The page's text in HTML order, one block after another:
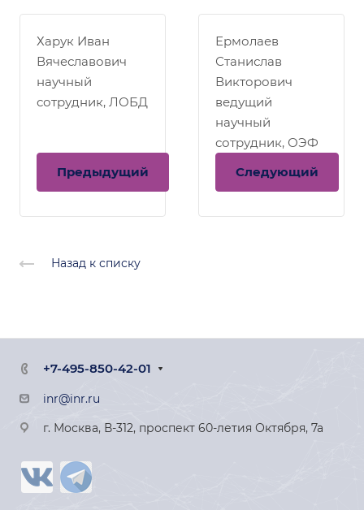
Харук Иван
Вячеславович
научный
сотрудник, ЛОБД
Предыдущий
Ермолаев
Станислав
Викторович
ведущий
научный
сотрудник, ОЭФ
Следующий
Назад к списку
+7-495-850-42-01
inr@inr.ru
г. Москва, В-312, проспект 60-летия Октября, 7а